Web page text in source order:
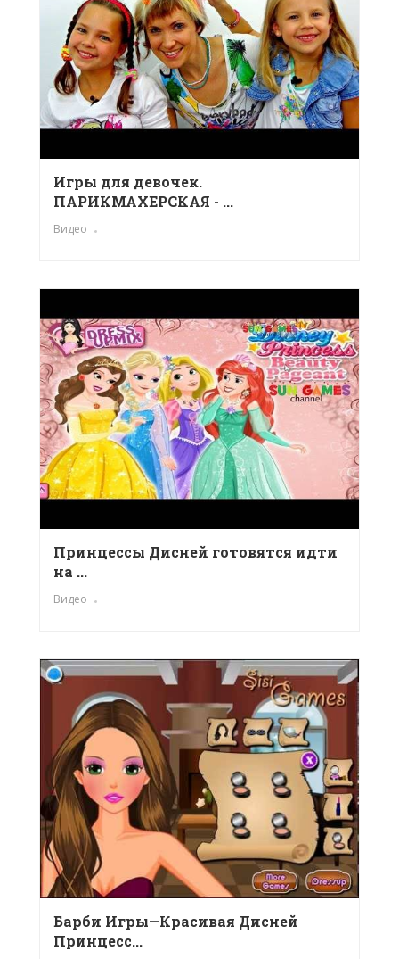
Игры для девочек.
ПАРИКМАХЕРСКАЯ - ...
Видео
Принцессы Дисней готовятся идти
на ...
Видео
Барби Игры—Красивая Дисней
Принцесс...